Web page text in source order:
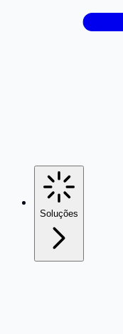
Soluções